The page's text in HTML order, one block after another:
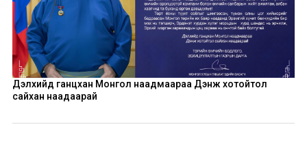
Дэлхийд ганцхан Монгол наадмаараа Дэнж хотойтол
сайхан наадаарай